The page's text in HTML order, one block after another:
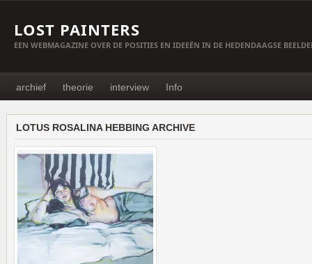
LOST PAINTERS
EEN WEBMAGAZINE OVER DE POSITIES EN IDEEËN IN DE HEDENDAAGSE
archief theorie interview Info
LOTUS ROSALINA HEBBING ARCHIVE